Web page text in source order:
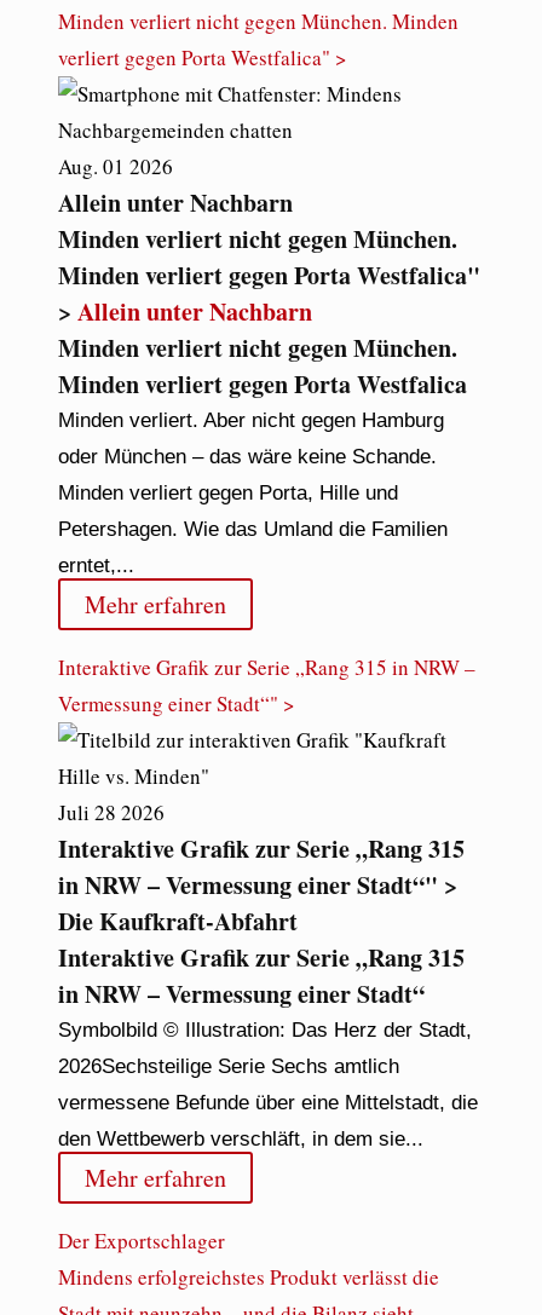
Minden verliert nicht gegen München. Minden
verliert gegen Porta Westfalica" >
Aug. 01 2026
Allein unter Nachbarn
Minden verliert nicht gegen München.
Minden verliert gegen Porta Westfalica"
> Allein unter Nachbarn
Minden verliert nicht gegen München.
Minden verliert gegen Porta Westfalica
Minden verliert. Aber nicht gegen Hamburg
oder München – das wäre keine Schande.
Minden verliert gegen Porta, Hille und
Petershagen. Wie das Umland die Familien
erntet,...
Mehr erfahren
Interaktive Grafik zur Serie „Rang 315 in NRW –
Vermessung einer Stadt“" >
Juli 28 2026
Interaktive Grafik zur Serie „Rang 315
in NRW – Vermessung einer Stadt“" >
Die Kaufkraft-Abfahrt
Interaktive Grafik zur Serie „Rang 315
in NRW – Vermessung einer Stadt“
Symbolbild © Illustration: Das Herz der Stadt,
2026Sechsteilige Serie Sechs amtlich
vermessene Befunde über eine Mittelstadt, die
den Wettbewerb verschläft, in dem sie...
Mehr erfahren
Der Exportschlager
Mindens erfolgreichstes Produkt verlässt die